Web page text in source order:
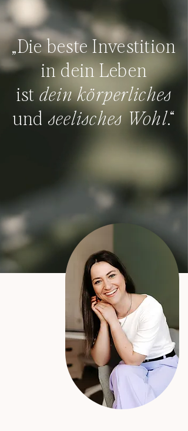
„Die beste Investition
in dein Leben
ist dein körperliches
und seelisches Wohl.“